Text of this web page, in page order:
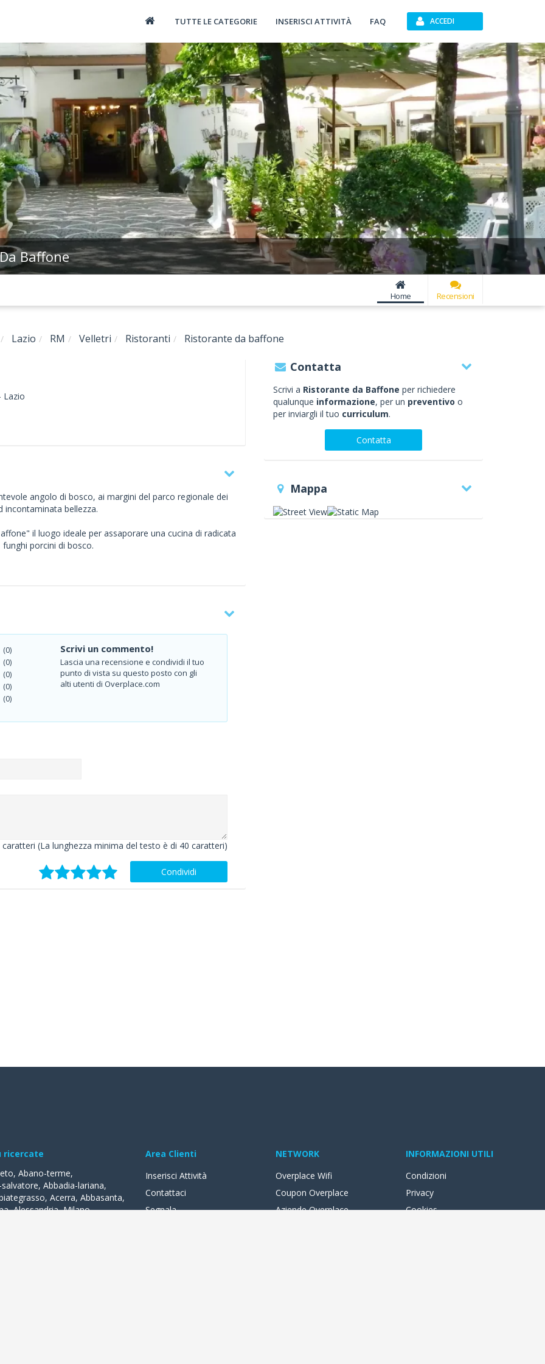
TUTTE LE CATEGORIE INSERISCI ATTIVITÀ FAQ ACCEDI
Baffone
Home Recensioni
Lazio RM Velletri Ristoranti Ristorante da baffone
Lazio
angolo di bosco, ai margini del parco regionale dei
incontaminata bellezza.
il luogo ideale per assaporare una cucina di radicata
porcini di bosco.
(0)
(0)
(0)
(0)
(0)
Scrivi un commento!
Lascia una recensione e condividi il tuo
punto di vista su questo posto con gli
alti utenti di Overplace.com
caratteri (La lunghezza minima del testo è di 40 caratteri)
Condividi
Contatta
Scrivi a Ristorante da Baffone per richiedere
qualunque informazione, per un preventivo o
per inviargli il tuo curriculum.
Contatta
Mappa
ricercate
, Abano-terme,
, Abbadia-lariana,
, Acerra, Abbasanta,
,Alessandria,Milano,
Area Clienti
Inserisci Attività
Contattaci
Segnala
NETWORK
Overplace Wifi
Coupon Overplace
Aziende Overplace
INFORMAZIONI UTILI
Condizioni
Privacy
Cookies